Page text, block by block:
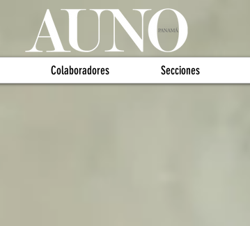
Colaboradores Secciones